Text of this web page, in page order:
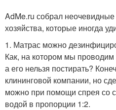
AdMe.ru собрал
хозяйства, которые иногда
1. Матрас можно
Как, на котором мы проводим
а его нельзя постирать?
клининговой компании, но
можно при помощи спрея со
водой в пропорции 1:2.